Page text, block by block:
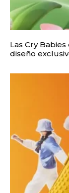
Las Cry
diseño